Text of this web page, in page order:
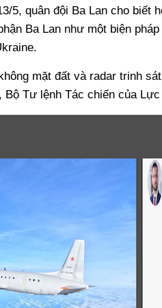
5, quân đội Ba Lan cho biết
Ba Lan như một biện
mặt đất và radar trinh
Bộ Tư lệnh Tác chiến của